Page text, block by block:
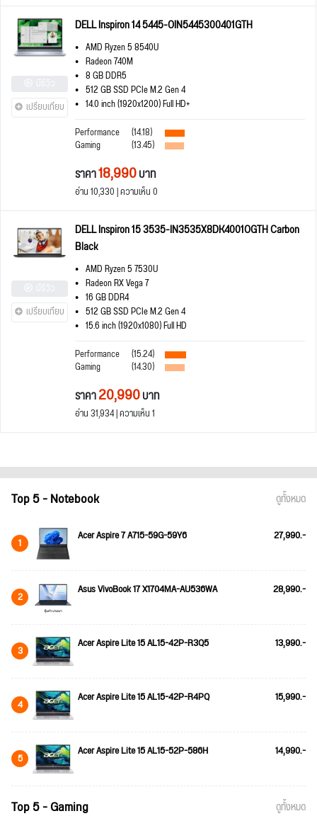
เปรียบเทียบ
DELL Inspiron 14 5445-OIN5445300401GTH
AMD Ryzen 5 8540U
Radeon 740M
8 GB DDR5
512 GB SSD PCIe M.2 Gen 4
14.0 inch (1920x1200) Full HD+
Performance
(14.18)
Gaming (13.45)
ราคา18,990บาท
อ่าน 10,330 | ความเห็น 0
เปรียบเทียบ
DELL Inspiron 15 3535-IN3535X8DK4001OGTH Carbon
Black
AMD Ryzen 5 7530U
Radeon RX Vega 7
16 GB DDR4
512 GB SSD PCIe M.2 Gen 4
15.6 inch (1920x1080) Full HD
Performance
(15.24)
Gaming (14.30)
ราคา20,990บาท
อ่าน 31,934 | ความเห็น 1
Top 5 - Notebook ดูทั้งหมด
1 Acer Aspire 7 A715-59G-59Y6 27,990.-
2 Asus VivoBook 17 X1704MA-AU536WA 28,990.-
3 Acer Aspire Lite 15 AL15-42P-R3Q5 13,990.-
4 Acer Aspire Lite 15 AL15-42P-R4PQ 15,990.-
5 Acer Aspire Lite 15 AL15-52P-586H 14,990.-
Top 5 - Gaming ดูทั้งหมด